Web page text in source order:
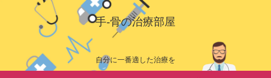
手-骨の治療部屋
自分に一番適した治療を